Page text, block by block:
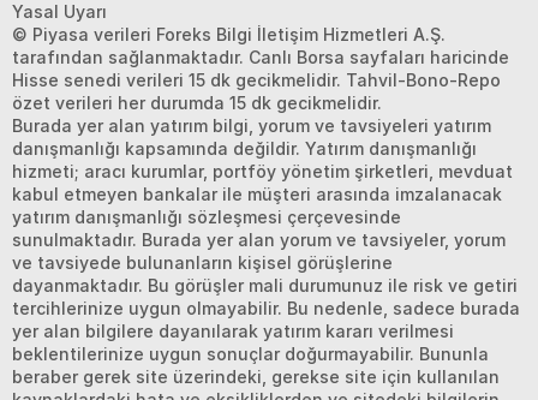
Yasal Uyarı
© Piyasa verileri Foreks Bilgi İletişim Hizmetleri A.Ş.
tarafından sağlanmaktadır. Canlı Borsa sayfaları haricinde
Hisse senedi verileri 15 dk gecikmelidir. Tahvil-Bono-Repo
özet verileri her durumda 15 dk gecikmelidir.
Burada yer alan yatırım bilgi, yorum ve tavsiyeleri yatırım
danışmanlığı kapsamında değildir. Yatırım danışmanlığı
hizmeti; aracı kurumlar, portföy yönetim şirketleri, mevduat
kabul etmeyen bankalar ile müşteri arasında imzalanacak
yatırım danışmanlığı sözleşmesi çerçevesinde
sunulmaktadır. Burada yer alan yorum ve tavsiyeler, yorum
ve tavsiyede bulunanların kişisel görüşlerine
dayanmaktadır. Bu görüşler mali durumunuz ile risk ve getiri
tercihlerinize uygun olmayabilir. Bu nedenle, sadece burada
yer alan bilgilere dayanılarak yatırım kararı verilmesi
beklentilerinize uygun sonuçlar doğurmayabilir. Bununla
beraber gerek site üzerindeki, gerekse site için kullanılan